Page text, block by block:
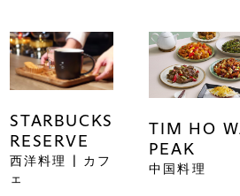
STARBUCKS
RESERVE
西洋料理 | カフ
ェ
TIM HO
PEAK
中国料理